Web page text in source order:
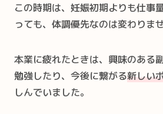
この時期は、妊娠初期よりも仕事
っても、体調優先なのは変わりませ
本業に疲れたときは、興味のある
勉強したり、今後に繋がる新しい
しんでいました。